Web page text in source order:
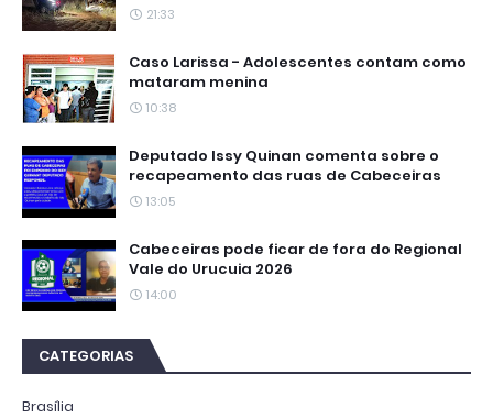
21:33
Caso Larissa - Adolescentes contam como
mataram menina
10:38
Deputado Issy Quinan comenta sobre o
recapeamento das ruas de Cabeceiras
13:05
Cabeceiras pode ficar de fora do Regional
Vale do Urucuia 2026
14:00
CATEGORIAS
Brasília